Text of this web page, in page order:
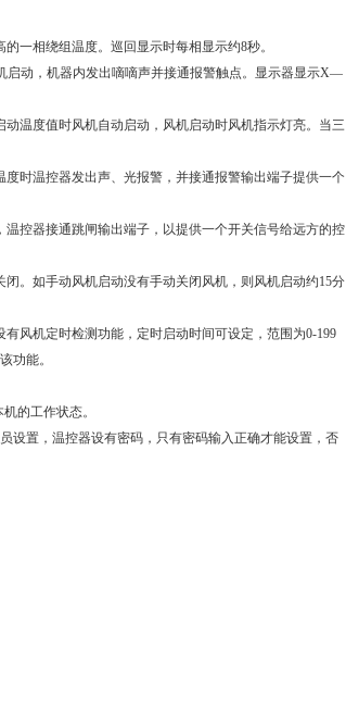
相绕组温度。巡回显示时每相显示约8秒。
动，机器内发出嘀嘀声并接通报警触点。显示器显示X—
温度值时风机自动启动，风机启动时风机指示灯亮。当三
时温控器发出声、光报警，并接通报警输出端子提供一个
控器接通跳闸输出端子，以提供一个开关信号给远方的控
。如手动风机启动没有手动关闭风机，则风机启动约15分
风机定时检测功能，定时启动时间可设定，范围为0-199
功能。
的工作状态。
置，温控器设有密码，只有密码输入正确才能设置，否